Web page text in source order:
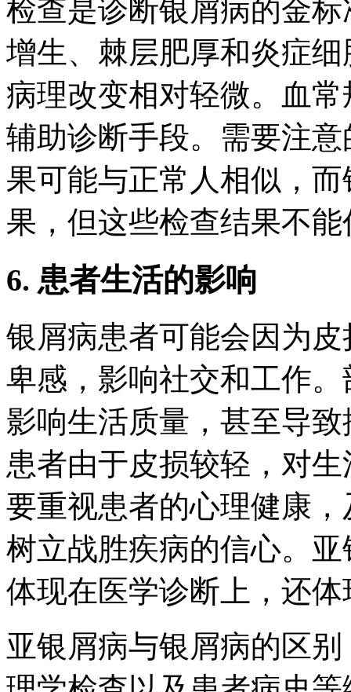
检查是诊断银屑病的金
增生、棘层肥厚和炎症
病理改变相对轻微。血
辅助诊断手段。需要注
果可能与正常人相似，
果，但这些检查结果不
6. 患者生活的影响
银屑病患者可能会因为
卑感，影响社交和工作
影响生活质量，甚至导
患者由于皮损较轻，对
要重视患者的心理健康
树立战胜疾病的信心。
体现在医学诊断上，还
亚银屑病与银屑病的区